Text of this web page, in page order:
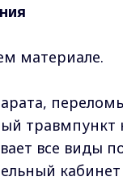
материале.
травмпункт
все виды